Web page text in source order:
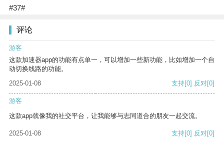
#37#
评论
游客
这款加速器app的功能有点单一，可以增加一些新功能，比如增加一个自
动切换线路的功能。
2025-01-08
支持[0] 反对[0]
游客
这款app就像我的社交平台，让我能够与志同道合的朋友一起交流。
2025-01-08 支持[0] 反对[0]